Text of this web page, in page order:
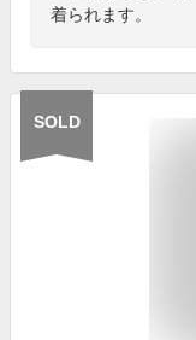
着られます。
SOLD